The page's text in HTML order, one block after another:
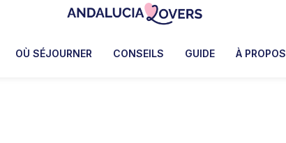
Lovers
blog
OÙ SÉJOURNER CONSEILS GUIDE À PROPOS